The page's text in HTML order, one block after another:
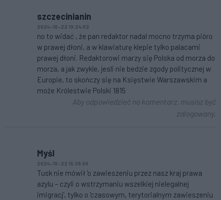
szczecinianin
2024-10-22 19:24:02
no to widać , że pan redaktor nadal mocno trzyma pióro
w prawej dłoni, a w klawiaturę klepie tylko palacami
prawej dłoni. Redaktorowi marzy się Polska od morza do
morza, a jak zwykle, jesli nie bedzie zgody politycznej w
Europie, to skończy się na Księstwie Warszawskim a
może Królestwie Polski 1815
Aby odpowiedzieć na komentarz, musisz być
zalogowany.
Myśl
2024-10-22 15:39:50
Tusk nie mówił 'o zawieszeniu przez nasz kraj prawa
azylu – czyli o wstrzymaniu wszelkiej nielegalnej
imigracj', tylko o 'czasowym, terytorialnym zawieszeniu